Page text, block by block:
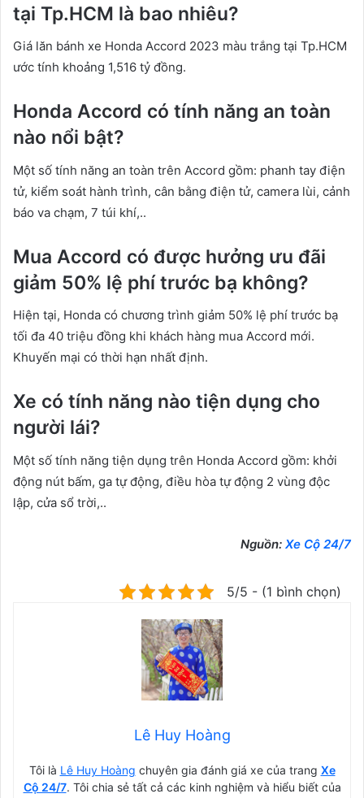
tại Tp.HCM là bao nhiêu?
Giá lăn bánh xe Honda Accord 2023 màu trắng tại Tp.HCM
ước tính khoảng 1,516 tỷ đồng.
Honda Accord có tính năng an toàn
nào nổi bật?
Một số tính năng an toàn trên Accord gồm: phanh tay điện
tử, kiểm soát hành trình, cân bằng điện tử, camera lùi, cảnh
báo va chạm, 7 túi khí,..
Mua Accord có được hưởng ưu đãi
giảm 50% lệ phí trước bạ không?
Hiện tại, Honda có chương trình giảm 50% lệ phí trước bạ
tối đa 40 triệu đồng khi khách hàng mua Accord mới.
Khuyến mại có thời hạn nhất định.
Xe có tính năng nào tiện dụng cho
người lái?
Một số tính năng tiện dụng trên Honda Accord gồm: khởi
động nút bấm, ga tự động, điều hòa tự động 2 vùng độc
lập, cửa sổ trời,..
Nguồn: Xe Cộ 24/7
5/5 - (1 bình chọn)
Lê Huy Hoàng
Tôi là Lê Huy Hoàng chuyên gia đánh giá xe của trang Xe
Cộ 24/7. Tôi chia sẻ tất cả các kinh nghiệm và hiểu biết của